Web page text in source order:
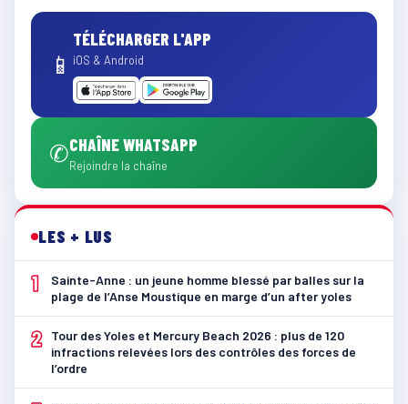
📱
TÉLÉCHARGER L'APP
iOS & Android
✆CHAÎNE WHATSAPP
Rejoindre la chaîne
LES + LUS
1
Sainte-Anne : un jeune homme blessé par balles sur la
plage de l’Anse Moustique en marge d’un after yoles
2
Tour des Yoles et Mercury Beach 2026 : plus de 120
infractions relevées lors des contrôles des forces de
l’ordre